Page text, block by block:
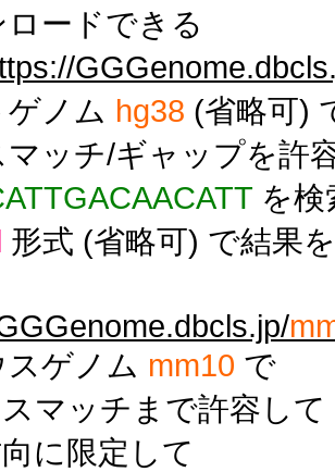
ロードできる
ゲノム hg38 (省略可)
マッチ/ギャップを許
を検
形式 (省略可) で結果
スゲノム mm10 で
スマッチまで許容して
に限定して